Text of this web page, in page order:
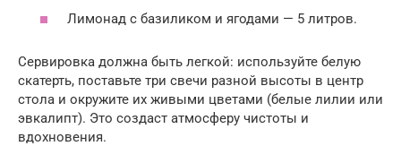
Лимонад с базиликом и ягодами — 5 литров.
Сервировка должна быть легкой: используйте белую
скатерть, поставьте три свечи разной высоты в центр
стола и окружите их живыми цветами (белые лилии или
эвкалипт). Это создаст атмосферу чистоты и
вдохновения.